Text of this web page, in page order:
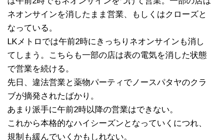
ネオンサインを消したまま営業、もしくはクローズと
なっている。
LKメトロでは午前2時にきっちりネオンサインも消し
てしまう。こちらも一部の店は表の電気を消した状態
で営業を続ける。
先日、違法営業と薬物パーティでノースパタヤのクラ
ブが摘発されたばかり。
あまり派手に午前2時以降の営業はできない。
これから本格的なハイシーズンとなっていくにつれ、
規制も緩んでいくかもしれない。